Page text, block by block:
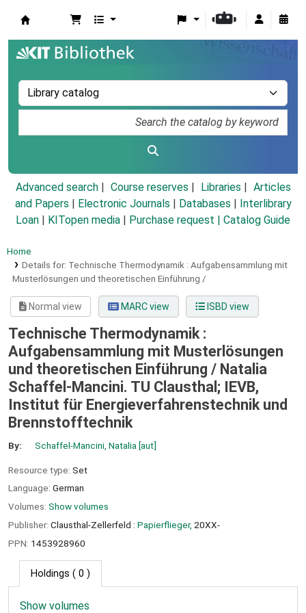
Advanced search Course reserves Libraries
Articles
and Papers
Electronic Journals Databases
Interlibrary
Loan
KITopen media Purchase request | Catalog Guide
Home
Details for: Technische Thermodynamik : Aufgabensammlung mit
Musterlösungen und theoretischen Einführung /
Normal view MARC view ISBD view
Technische Thermodynamik :
Aufgabensammlung mit Musterlösungen
und theoretischen Einführung / Natalia
Schaffel-Mancini. TU Clausthal; IEVB,
Institut für Energieverfahrenstechnik und
Brennstofftechnik
By: Schaffel-Mancini, Natalia [aut]
Resource type: Set
Language: German
Volumes: Show volumes
Publisher: Clausthal-Zellerfeld : Papierflieger, 20XX-
PPN: 1453928960
Holdings ( 0 )
Show volumes